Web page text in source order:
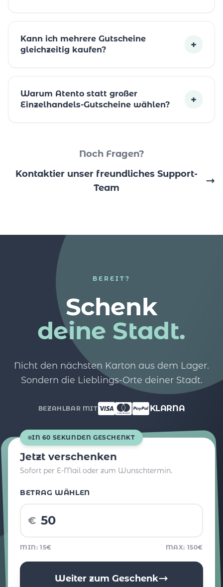
Kann ich mehrere Gutscheine
gleichzeitig kaufen?
+
Warum Atento statt großer
Einzelhandels-Gutscheine wählen?
+
Noch Fragen?
Kontaktier unser freundliches Support-
Team
BEREIT?
Schenk
deine Stadt.
Nicht den nächsten Karton aus dem Lager.
Sondern die Lieblings-Orte deiner Stadt.
BEZAHLBAR MIT KLARNA
IN 60 SEKUNDEN GESCHENKT
Jetzt verschenken
Sofort per E-Mail oder zum Wunschtermin.
BETRAG WÄHLEN
€
MIN: 15€ MAX: 150€
Weiter zum Geschenk